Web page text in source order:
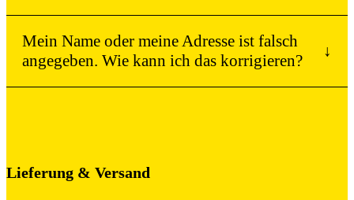
Mein Name oder meine Adresse ist falsch
angegeben. Wie kann ich das korrigieren?
↓
Lieferung & Versand